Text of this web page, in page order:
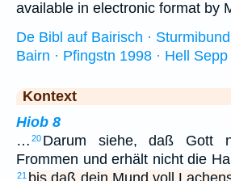
available in electronic format by
De Bibl auf Bairisch · Sturmibund
Bairn · Pfingstn 1998 · Hell Sepp
Kontext
Hiob 8
… 20 Darum siehe, daß Gott
Frommen und erhält nicht die
21 bis daß dein Mund voll